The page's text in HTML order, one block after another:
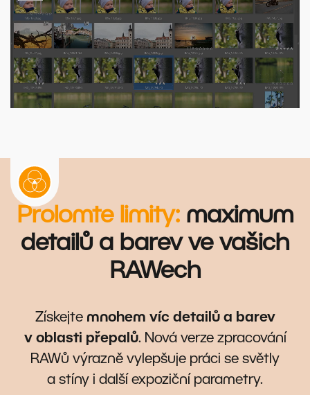
Prolomte limity:maximum
detailů a barev ve vašich
RAWech
Získejte mnohem víc detailů a barev
v oblasti přepalů. Nová verze zpracování
RAWů výrazně vylepšuje práci se světly
a stíny i další expoziční parametry.